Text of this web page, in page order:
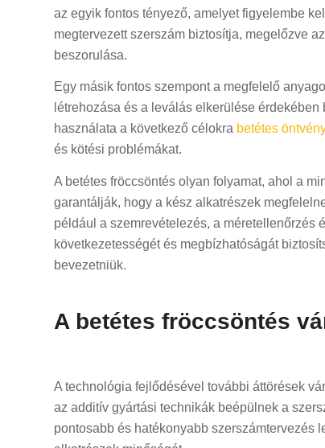
az egyik fontos tényező, amelyet figyelembe
megtervezett szerszám biztosítja, megelőzve
beszorulása.
Egy másik fontos szempont a megfelelő
létrehozása és a leválás elkerülése
használata a következő célokra betétes
és kötési problémákat.
A betétes fröccsöntés olyan folyamat, ahol a
garantálják, hogy a kész alkatrészek
például a szemrevételezés, a méretellenőrzés
következetességét és megbízhatóságát
bevezetniük.
A betétes fröccsöntés
A technológia fejlődésével további áttörések
az additív gyártási technikák beépülnek a
pontosabb és hatékonyabb szerszámtervezés